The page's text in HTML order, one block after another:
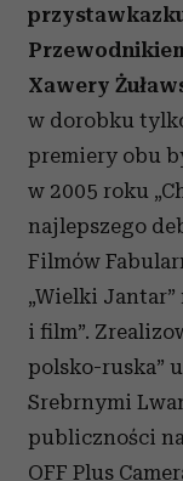
Xawery
w dorobku
premiery obu
w 2005 roku
najlepszego
Filmów
„Wielki
i film”.
polsko-ruska”
Srebrnymi
publiczności
OFF Plus